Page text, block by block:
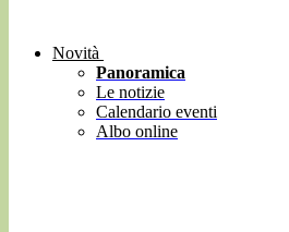
Novità
Panoramica
Le notizie
Calendario eventi
Albo online